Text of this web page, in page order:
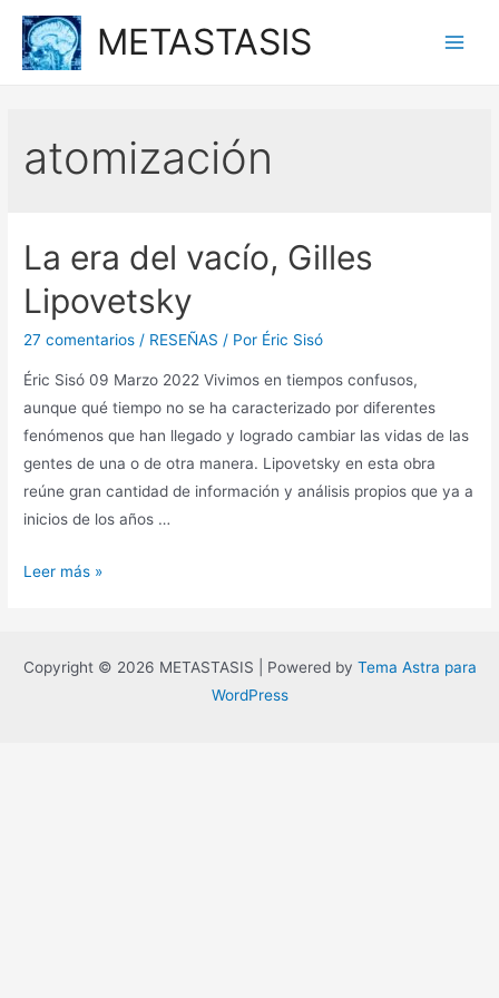
contenido
METASTASIS
atomización
La era del vacío, Gilles
Lipovetsky
27 comentarios / RESEÑAS / Por Éric Sisó
Éric Sisó 09 Marzo 2022 Vivimos en tiempos confusos,
aunque qué tiempo no se ha caracterizado por diferentes
fenómenos que han llegado y logrado cambiar las vidas de las
gentes de una o de otra manera. Lipovetsky en esta obra
reúne gran cantidad de información y análisis propios que ya a
inicios de los años …
La
Gilles
Leer más »
Copyright © 2026 METASTASIS | Powered by Tema Astra para
WordPress